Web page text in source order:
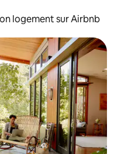
logement sur Airbnb